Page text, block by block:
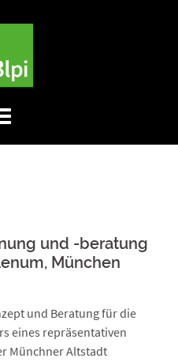
und -beratung
München
und Beratung für die
eines repräsentativen
Münchner Altstadt